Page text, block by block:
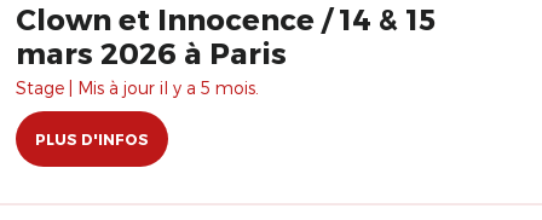
Clown et Innocence / 14 & 15
mars 2026 à Paris
Stage | Mis à jour il y a 5 mois.
PLUS D'INFOS